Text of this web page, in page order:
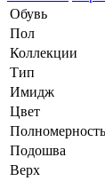
Обувь
Пол
Коллекции
Тип
Имидж
Цвет
Полномерность
Подошва
Верх